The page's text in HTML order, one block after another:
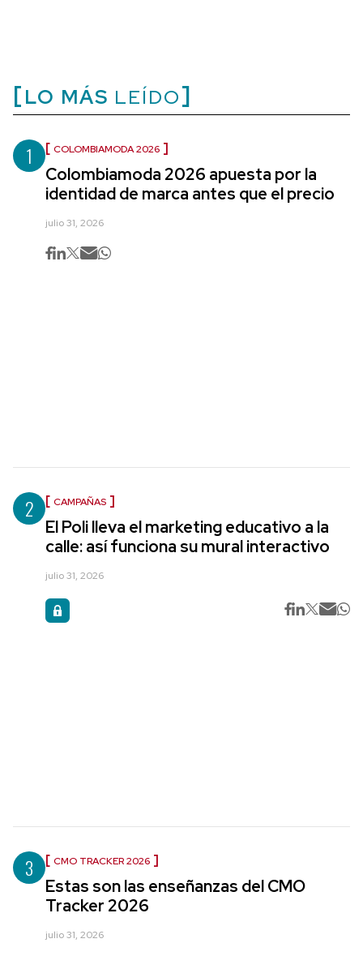
LO MÁS LEÍDO
1 COLOMBIAMODA 2026
Colombiamoda 2026 apuesta por la
identidad de marca antes que el precio
julio 31, 2026
2 CAMPAÑAS
El Poli lleva el marketing educativo a la
calle: así funciona su mural interactivo
julio 31, 2026
3 CMO TRACKER 2026
Estas son las enseñanzas del CMO
Tracker 2026
julio 31, 2026